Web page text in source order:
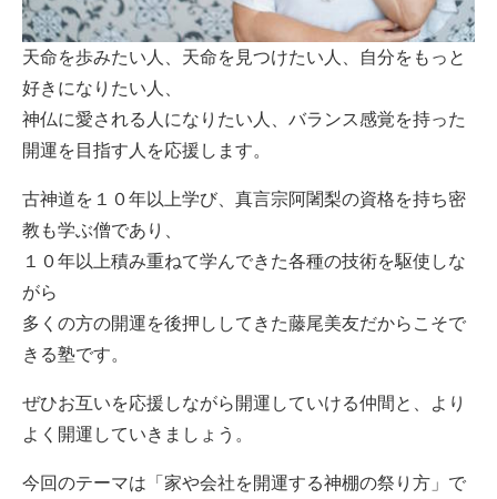
天命を歩みたい人、天命を見つけたい人、自分をもっと
好きになりたい人、
神仏に愛される人になりたい人、バランス感覚を持った
開運を目指す人を応援します。
古神道を１０年以上学び、真言宗阿闍梨の資格を持ち密
教も学ぶ僧であり、
１０年以上積み重ねて学んできた各種の技術を駆使しな
がら
多くの方の開運を後押ししてきた藤尾美友だからこそで
きる塾です。
ぜひお互いを応援しながら開運していける仲間と、より
よく開運していきましょう。
今回のテーマは「家や会社を開運する神棚の祭り方」で